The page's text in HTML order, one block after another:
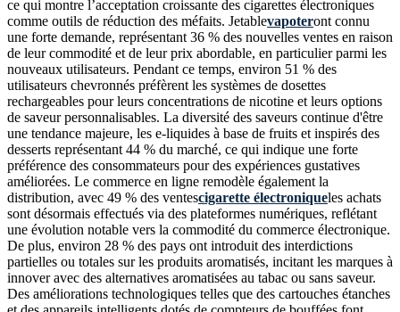
ce qui montre l’acceptation croissante des cigarettes électroniques
comme outils de réduction des méfaits. Jetablevapoteront connu
une forte demande, représentant 36 % des nouvelles ventes en raison
de leur commodité et de leur prix abordable, en particulier parmi les
nouveaux utilisateurs. Pendant ce temps, environ 51 % des
utilisateurs chevronnés préfèrent les systèmes de dosettes
rechargeables pour leurs concentrations de nicotine et leurs options
de saveur personnalisables. La diversité des saveurs continue d'être
une tendance majeure, les e-liquides à base de fruits et inspirés des
desserts représentant 44 % du marché, ce qui indique une forte
préférence des consommateurs pour des expériences gustatives
améliorées. Le commerce en ligne remodèle également la
distribution, avec 49 % des ventescigarette électroniqueles achats
sont désormais effectués via des plateformes numériques, reflétant
une évolution notable vers la commodité du commerce électronique.
De plus, environ 28 % des pays ont introduit des interdictions
partielles ou totales sur les produits aromatisés, incitant les marques à
innover avec des alternatives aromatisées au tabac ou sans saveur.
Des améliorations technologiques telles que des cartouches étanches